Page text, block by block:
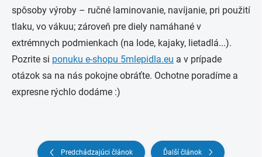
spôsoby výroby – ručné laminovanie, navíjanie, pri použití
tlaku, vo vákuu; zároveň pre diely namáhané v
extrémnych podmienkach (na lode, kajaky, lietadlá...).
Pozrite si ponuku e-shopu 5mlepidla.eu a v prípade
otázok sa na nás pokojne obráťte. Ochotne poradíme a
expresne rýchlo dodáme :)
Predchádzajúci článok Ďalší článok